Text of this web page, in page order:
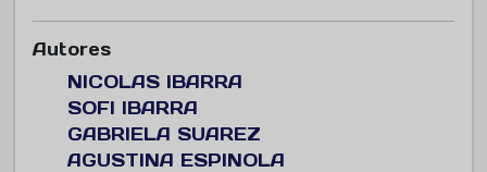
Autores
NICOLAS IBARRA
SOFI IBARRA
GABRIELA SUAREZ
AGUSTINA ESPINOLA